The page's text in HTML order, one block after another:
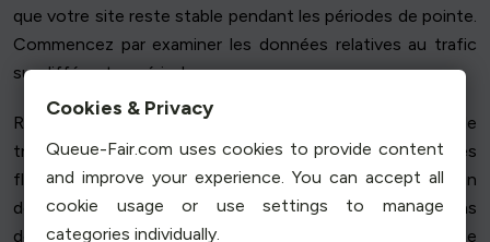
que votre site reste stable pendant les périodes de pointe.
Commencez par examiner les données relatives au trafic
sur différentes périodes.
Recherchez des modèles tels que les pics quotidiens, le
trafic en semaine par rapport au week-end, et les
fluctuations saisonnières. Par exemple, le site d'un
détaillant en ligne peut connaître d'importantes variations
de trafic lors d'événements commerciaux majeurs ou de
Cookies & Privacy
Queue-Fair.com uses cookies to provide content
and improve your experience. You can accept all
cookie usage or use settings to manage
categories individually.